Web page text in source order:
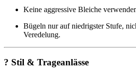
Keine aggressive Bleiche
Bügeln nur auf niedrigster Stufe,
Veredelung.
? Stil & Trageanlässe